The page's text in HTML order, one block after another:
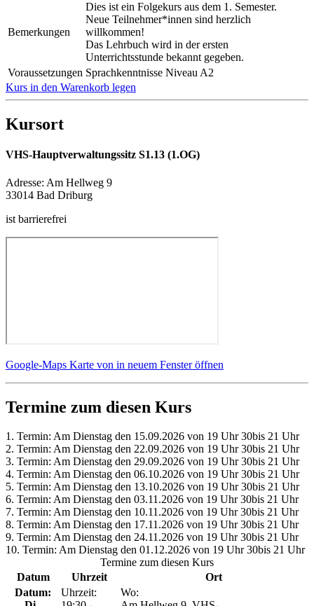
Bemerkungen
Dies ist ein Folgekurs aus dem 1. Semester.
Neue Teilnehmer*innen sind herzlich
willkommen!
Das Lehrbuch wird in der ersten
Unterrichtsstunde bekannt gegeben.
Voraussetzungen Sprachkenntnisse Niveau A2
Kurs in den Warenkorb legen
Kursort
VHS-Hauptverwaltungssitz S1.13 (1.OG)
Adresse: Am Hellweg 9
33014 Bad Driburg
ist barrierefrei
Google-Maps Karte von in neuem Fenster öffnen
Termine zum diesen Kurs
1. Termin: Am Dienstag den 15.09.2026 von 19 Uhr 30bis 21 Uhr
2. Termin: Am Dienstag den 22.09.2026 von 19 Uhr 30bis 21 Uhr
3. Termin: Am Dienstag den 29.09.2026 von 19 Uhr 30bis 21 Uhr
4. Termin: Am Dienstag den 06.10.2026 von 19 Uhr 30bis 21 Uhr
5. Termin: Am Dienstag den 13.10.2026 von 19 Uhr 30bis 21 Uhr
6. Termin: Am Dienstag den 03.11.2026 von 19 Uhr 30bis 21 Uhr
7. Termin: Am Dienstag den 10.11.2026 von 19 Uhr 30bis 21 Uhr
8. Termin: Am Dienstag den 17.11.2026 von 19 Uhr 30bis 21 Uhr
9. Termin: Am Dienstag den 24.11.2026 von 19 Uhr 30bis 21 Uhr
10. Termin: Am Dienstag den 01.12.2026 von 19 Uhr 30bis 21 Uhr
Termine zum diesen Kurs
Datum
Uhrzeit
Ort
Datum:
Uhrzeit:
Wo: